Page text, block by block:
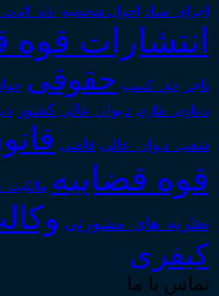
اجرای اسناد احوال شخصیه
انتشارات قوه
تاجر حق_کسب حقوقی
دعاوی_طاری دیوان عالی کشور
شعب_دیوان_عالی قاضی
قوه قضاییه
نظریه_های_مشورتی
کیفری
تماس با ما